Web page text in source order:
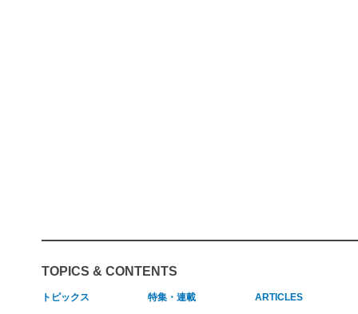
TOPICS & CONTENTS
トピックス 特集・連載 ARTICLES